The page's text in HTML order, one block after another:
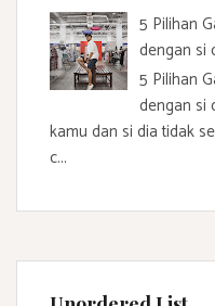
5 Pilihan
dengan si
5 Pilihan
dengan si
kamu dan si dia tidak
c...